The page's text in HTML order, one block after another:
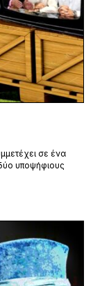
σε ένα
υποψήφιους